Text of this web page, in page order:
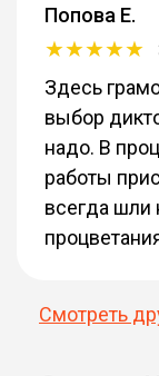
Попова Е.
Здесь
выбор
надо. В
работы
всегда шли
Смотреть